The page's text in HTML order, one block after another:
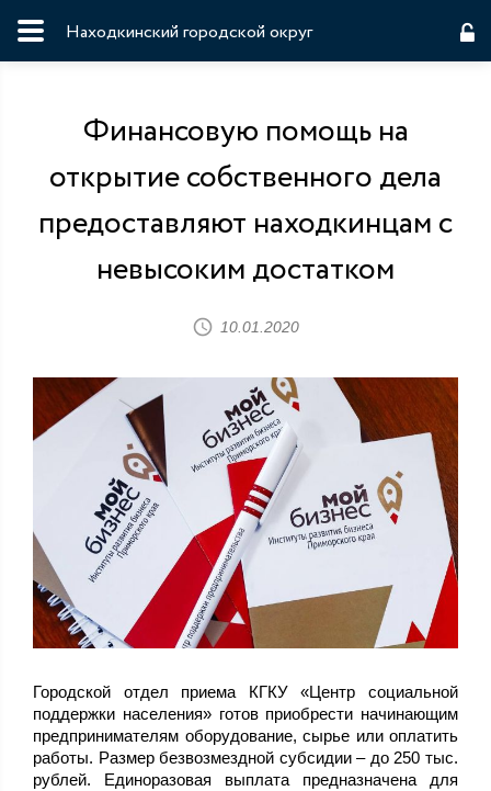
Находкинский городской округ
Финансовую помощь на
открытие собственного дела
предоставляют находкинцам с
невысоким достатком
10.01.2020
Городской отдел приема КГКУ «Центр социальной
поддержки населения» готов приобрести начинающим
предпринимателям оборудование, сырье или оплатить
работы. Размер безвозмездной субсидии – до 250 тыс.
рублей. Единоразовая выплата предназначена для